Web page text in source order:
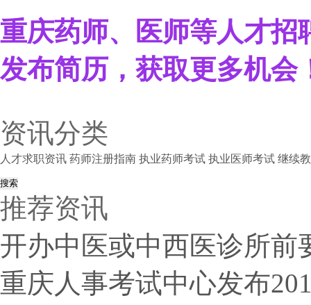
重庆药师、医师等人才招
发布简历，获取更多机会
资讯分类
人才求职资讯 药师注册指南 执业药师考试 执业医师考试 继续
推荐资讯
开办中医或中西医诊所前
重庆人事考试中心发布